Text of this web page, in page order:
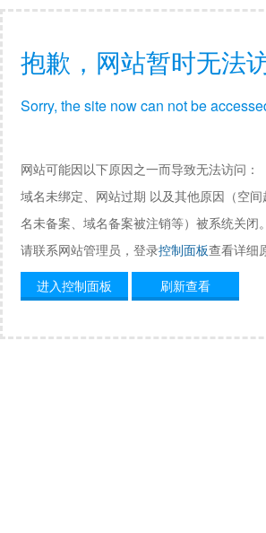
抱歉，网站暂时无法
Sorry, the site now can not be
网站可能因以下原因之一而导致无法访问：
域名未绑定、网站过期 以及其他原因（空
名未备案、域名备案被注销等）被系统关闭。
请联系网站管理员，登录控制面板查看详细
进入控制面板
刷新查看